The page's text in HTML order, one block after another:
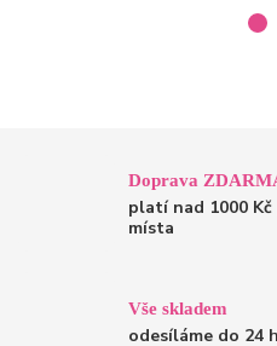
Doprava
platí nad 1000
místa
Vše skladem
odesíláme do 24